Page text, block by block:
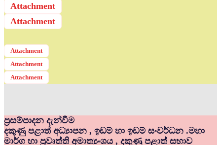
Attachment
Attachment
Attachment
Attachment
Attachment
ප්‍රසම්පාදන දැන්වීම
දකුණු පළාත් අධ්‍යාපන , ඉඩම් හා ඉඩම් සංවර්ධන .මහා
මාර්ග හා ප්‍රවෘත්ති අමාත්‍යංශය , දකුණු පළාත් සභාව